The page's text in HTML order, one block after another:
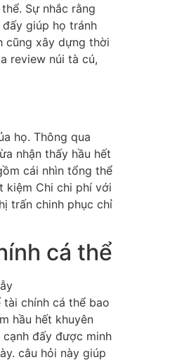
Sự nhắc rằng
giúp họ tránh
cũng xây dựng thời
review núi tà cú,
họ. Thông qua
nhận thấy hầu hết
cái nhìn tổng thể
kiệm Chi chi phí với
trấn chinh phục chỉ
cá thể
chính cá thể bao
hầu hết khuyên
đấy được minh
câu hỏi này giúp